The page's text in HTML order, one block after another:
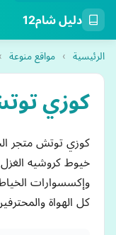
دليل شام12
الرئيسية › مواقع منوعة ›
كوزي
كوزي توتش متجر
خيوط كروشيه
وإكسسوارات
كل الهواة